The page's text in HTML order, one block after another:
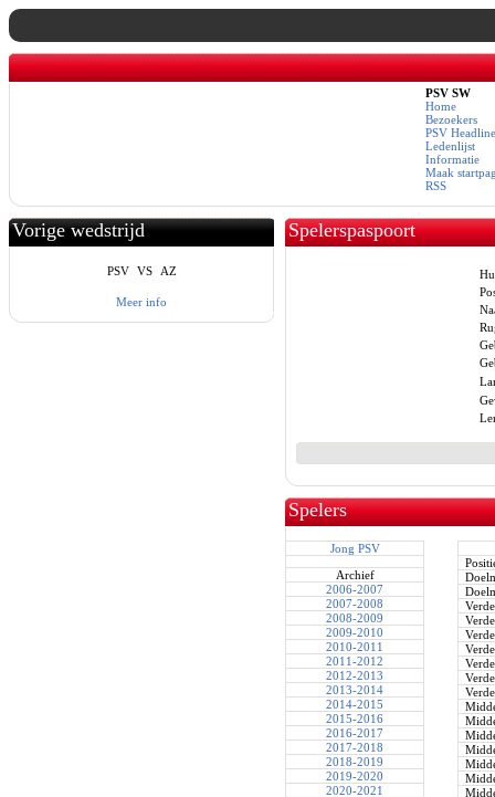
PSV SW
Home
Bezoekers
PSV
Ledenlijst
Informatie
Maak
RSS
Vorige wedstrijd
PSV VS AZ
Meer info
Spelerspaspoort
Spelers
Jong PSV
Archief
2006-2007
2007-2008
2008-2009
2009-2010
2010-2011
2011-2012
2012-2013
2013-2014
2014-2015
2015-2016
2016-2017
2017-2018
2018-2019
2019-2020
2020-2021